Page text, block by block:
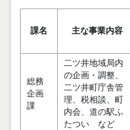
課名 主な事業内容
総務
企画
課
二ツ井地域局内
の企画・調整、
二ツ井町庁舎管
理、税相談、町
内会、道の駅ふ
たつい など